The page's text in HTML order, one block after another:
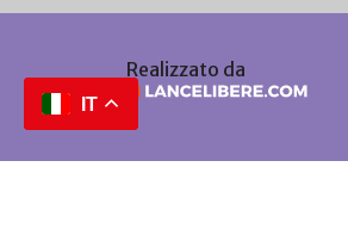
Realizzato da
IT